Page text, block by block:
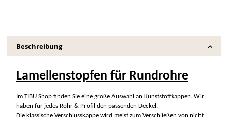
Beschreibung
Lamellenstopfen für Rundrohre
Im TIBU Shop finden Sie eine große Auswahl an Kunststoffkappen. Wir
haben für jedes Rohr & Profil den passenden Deckel.
Die klassische Verschlusskappe wird meist zum Verschließen von nicht